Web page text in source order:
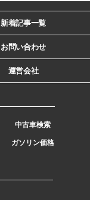
新着記事一覧
お問い合わせ
運営会社
中古車検索
ガソリン価格